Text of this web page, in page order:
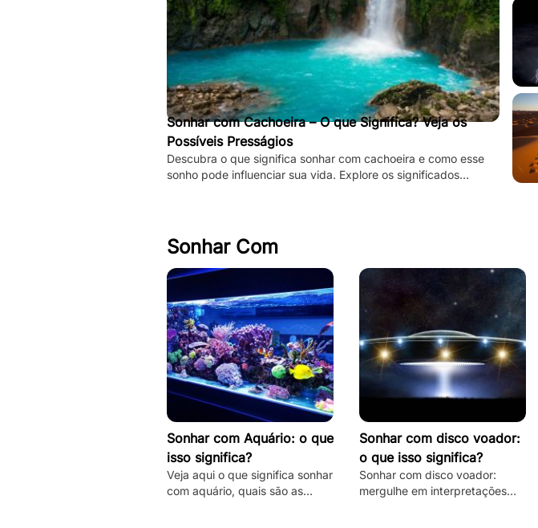
Sonhar com Cachoeira – O que Significa? Veja os
Possíveis Presságios
Descubra o que significa sonhar com cachoeira e como esse
sonho pode influenciar sua vida. Explore os significados
Sonhar Com
Sonhar com Aquário: o que
isso significa?
Veja aqui o que significa sonhar
com aquário, quais são as
Sonhar com disco voador:
o que isso significa?
Sonhar com disco voador:
mergulhe em interpretações